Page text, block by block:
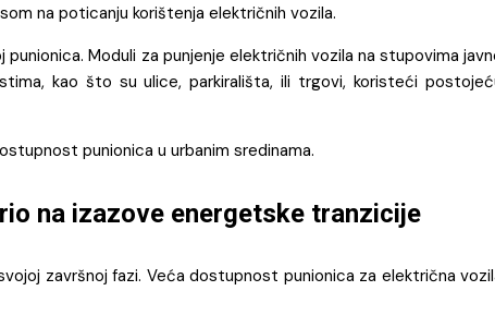
na poticanju korištenja električnih vozila.
Moduli za punjenje električnih vozila na stupovima
kao što su ulice, parkirališta, ili trgovi, koristeći
punionica u urbanim sredinama.
na izazove energetske tranzicije
završnoj fazi. Veća dostupnost punionica za električna